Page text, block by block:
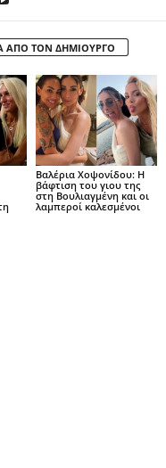
ΑΠΟ ΤΟΝ ΔΗΜΙΟΥΡΓΟ
Βαλέρια Χοψονίδου: Η
βάφτιση του γιου της
στη Βουλιαγμένη και οι
λαμπεροί καλεσμένοι